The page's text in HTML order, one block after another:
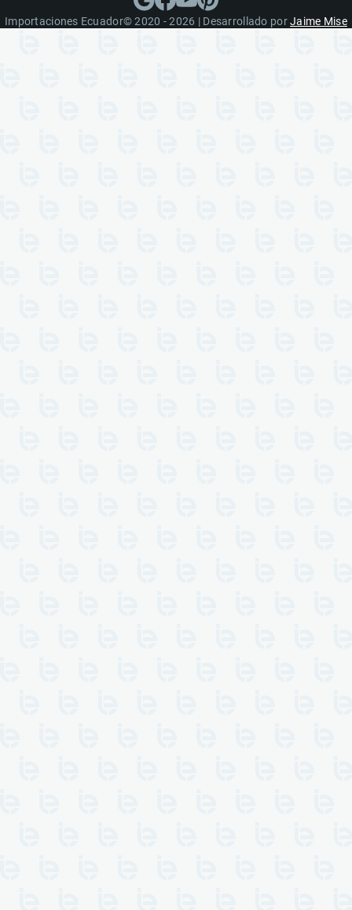
Importaciones Ecuador© 2020 - 2026 | Desarrollado porJaime Mise